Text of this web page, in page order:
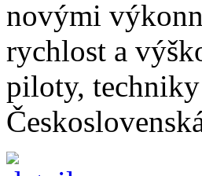
novými
rychlost a
piloty, techniky